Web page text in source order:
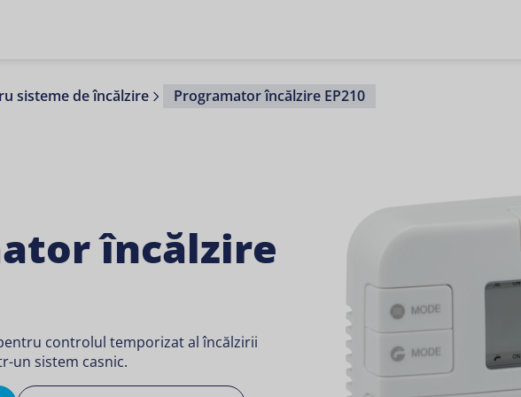
sisteme de încălzire Programator încălzire EP210
încălzire
controlul temporizat al încălzirii
un sistem casnic.